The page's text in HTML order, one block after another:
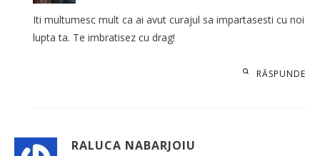
Iti multumesc mult ca ai avut curajul sa impartasesti cu noi
lupta ta. Te imbratisez cu drag!
RĂSPUNDE
RALUCA NABARJOIU